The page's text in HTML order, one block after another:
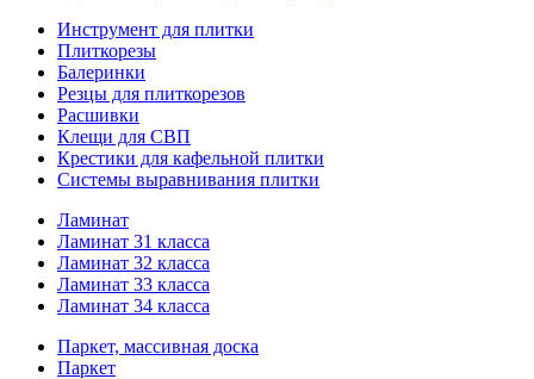
Инструмент для плитки
Плиткорезы
Балеринки
Резцы для плиткорезов
Расшивки
Клещи для СВП
Крестики для кафельной плитки
Системы выравнивания плитки
Ламинат
Ламинат 31 класса
Ламинат 32 класса
Ламинат 33 класса
Ламинат 34 класса
Паркет, массивная доска
Паркет